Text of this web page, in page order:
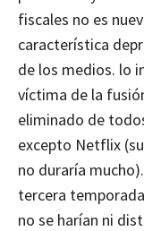
fiscales no es
característica
de los medios. lo
víctima de la
eliminado de
excepto Netflix
no duraría
tercera
no se harían ni